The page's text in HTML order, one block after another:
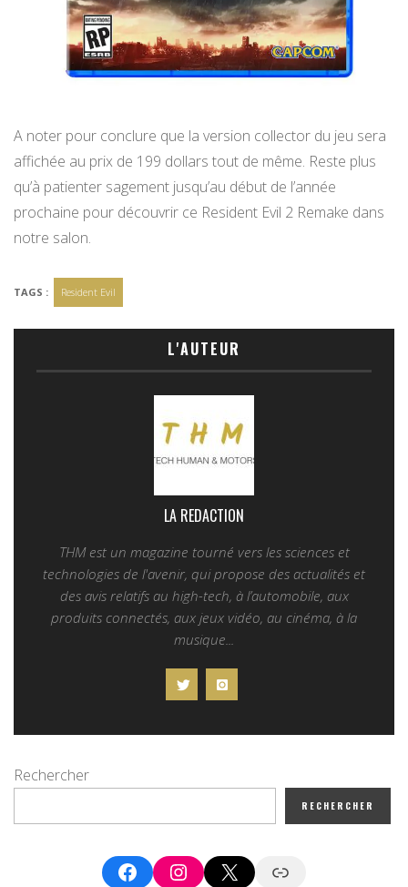
A noter pour conclure que la version collector du jeu sera
affichée au prix de 199 dollars tout de même. Reste plus
qu’à patienter sagement jusqu’au début de l’année
prochaine pour découvrir ce Resident Evil 2 Remake dans
notre salon.
TAGS : Resident Evil
L'AUTEUR
LA REDACTION
THM est un magazine tourné vers les sciences et
technologies de l'avenir, qui propose des actualités et
des avis relatifs au high-tech, à l’automobile, aux
produits connectés, aux jeux vidéo, au cinéma, à la
musique...
Rechercher
RECHERCHER
FacebookInstagram
X Google News